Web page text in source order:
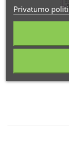
1+1
Privatumo